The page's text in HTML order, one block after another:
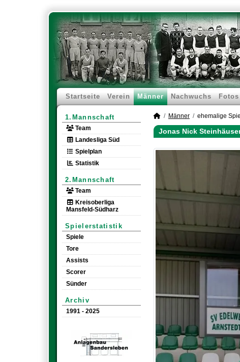
Startseite Verein Männer Nachwuchs Fotos
1.Mannschaft
Team
Landesliga Süd
Spielplan
Statistik
2.Mannschaft
Team
Kreisoberliga
Mansfeld-Südharz
Spielerstatistik
Spiele
Tore
Assists
Scorer
Sünder
Archiv
1991 - 2025
Männer ehemalige
Jonas Nick